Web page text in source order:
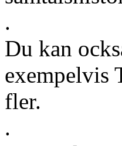
.
Du kan
exempelvis
fler.
.